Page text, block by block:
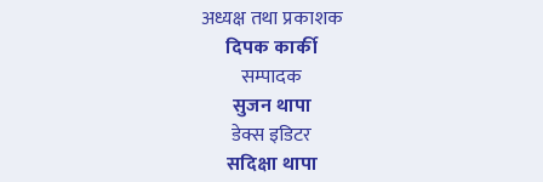
अध्यक्ष तथा प्रकाशक
दिपक कार्की
सम्पादक
सुजन थापा
डेक्स इडिटर
सदिक्षा थापा